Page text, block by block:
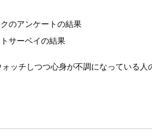
のアンケートの結果
サーベイの結果
ッチしつつ心身が不調になっている